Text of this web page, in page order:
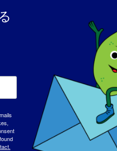
れは可能だった。私は人間
ようとすることができた。
させるための早期発見につ